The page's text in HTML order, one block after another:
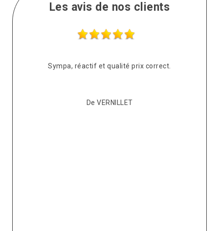
Les avis de nos clients
Sympa, réactif et qualité prix correct.
De VERNILLET